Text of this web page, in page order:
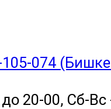
105-074
20-00, Сб-